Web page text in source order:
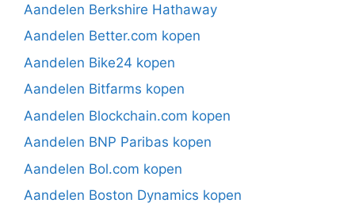
Aandelen Berkshire Hathaway
Aandelen Better.com kopen
Aandelen Bike24 kopen
Aandelen Bitfarms kopen
Aandelen Blockchain.com kopen
Aandelen BNP Paribas kopen
Aandelen Bol.com kopen
Aandelen Boston Dynamics kopen